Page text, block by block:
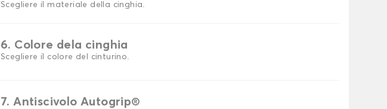
Scegliere il materiale della cinghia.
6. Colore dela cinghia
Scegliere il colore del cinturino.
7. Antiscivolo Autogrip®